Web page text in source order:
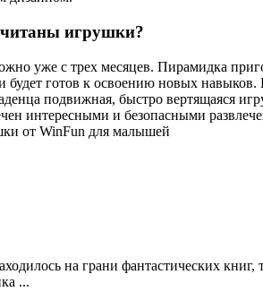
игрушки?
уже с трех месяцев. Пирамидка
будет готов к освоению новых
подвижная, быстро вертящаяся
интересными и безопасными
на грани фантастических книг,
...